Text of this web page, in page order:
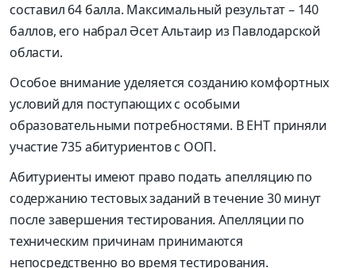
составил 64 балла. Максимальный результат – 140
баллов, его набрал Әсет Альтаир из Павлодарской
области.
Особое внимание уделяется созданию комфортных
условий для поступающих с особыми
образовательными потребностями. В ЕНТ приняли
участие 735 абитуриентов с ООП.
Абитуриенты имеют право подать апелляцию по
содержанию тестовых заданий в течение 30 минут
после завершения тестирования. Апелляции по
техническим причинам принимаются
непосредственно во время тестирования.